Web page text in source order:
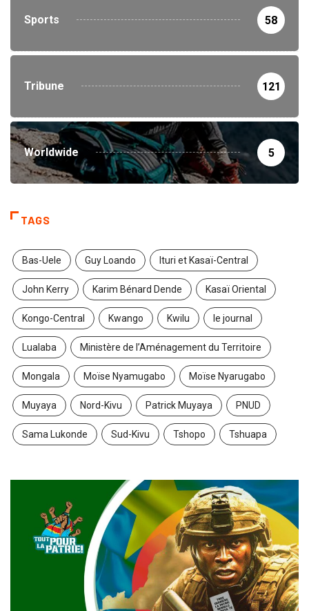
Sports 58
Tribune 121
Worldwide 5
TAGS
Bas-Uele Guy Loando Ituri et Kasaï-Central
John Kerry Karim Bénard Dende Kasaï Oriental
Kongo-Central Kwango Kwilu le journal
Lualaba Ministère de l’Aménagement du Territoire
Mongala Moïse Nyamugabo Moïse Nyarugabo
Muyaya Nord-Kivu Patrick Muyaya PNUD
Sama Lukonde Sud-Kivu Tshopo Tshuapa